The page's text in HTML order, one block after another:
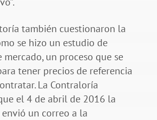
también cuestionaron la
se hizo un estudio de
mercado, un proceso que se
tener precios de referencia
La Contraloría
el 4 de abril de 2016 la
un correo a la